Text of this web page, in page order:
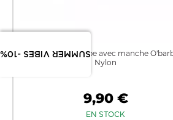
SUMMER VIBES -10%
brosse pour barbe avec manche
Nylon
9,90 €
EN STOCK